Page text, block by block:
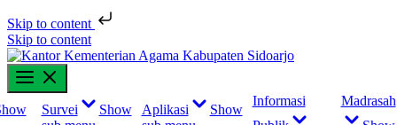
Skip to content
Skip to content
Survei
Show
Aplikasi
Show
Informasi
Madrasah